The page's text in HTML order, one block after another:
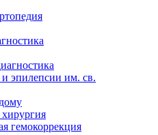
эпилепсии им. св.
гемокоррекция